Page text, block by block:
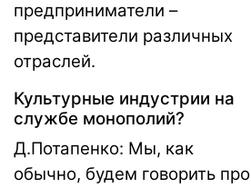
предприниматели –
представители различных
отраслей.
Культурные индустрии на
службе монополий?
Д.Потапенко: Мы, как
обычно, будем говорить про